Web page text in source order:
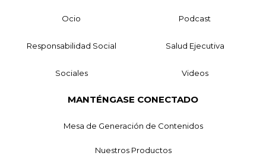
Ocio Podcast
Responsabilidad Social Salud Ejecutiva
Sociales Videos
MANTÉNGASE CONECTADO
Mesa de Generación de Contenidos
Nuestros Productos